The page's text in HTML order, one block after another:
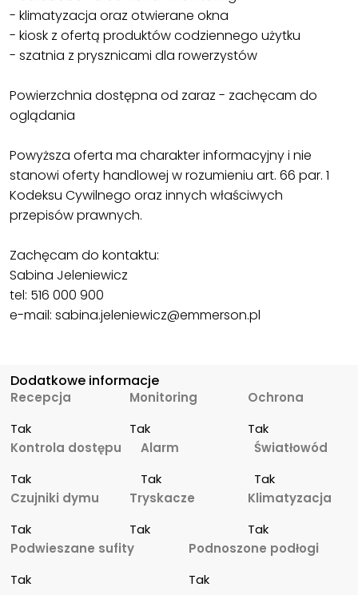
- klimatyzacja oraz otwierane okna
- kiosk z ofertą produktów codziennego użytku
- szatnia z prysznicami dla rowerzystów
Powierzchnia dostępna od zaraz - zachęcam do
oglądania
Powyższa oferta ma charakter informacyjny i nie
stanowi oferty handlowej w rozumieniu art. 66 par. 1
Kodeksu Cywilnego oraz innych właściwych
przepisów prawnych.
Zachęcam do kontaktu:
Sabina Jeleniewicz
tel: 516 000 900
e-mail: sabina.jeleniewicz@emmerson.pl
Dodatkowe informacje
Recepcja
Tak
Monitoring
Tak
Ochrona
Tak
Kontrola dostępu
Tak
Alarm
Tak
Światłowód
Tak
Czujniki dymu
Tak
Tryskacze
Tak
Klimatyzacja
Tak
Podwieszane sufity
Tak
Podnoszone podłogi
Tak